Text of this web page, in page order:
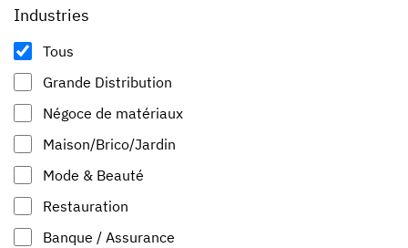
Industries
Tous
Grande Distribution
Négoce de matériaux
Maison/Brico/Jardin
Mode & Beauté
Restauration
Banque / Assurance